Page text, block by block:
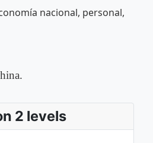
nacional, personal,
2 levels